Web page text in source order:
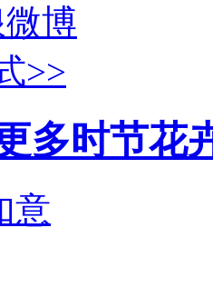
博
>>
多时节花
意